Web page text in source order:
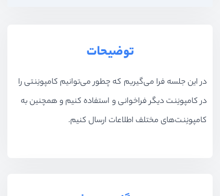
توضیحات
در این جلسه فرا می‌گیریم که چطور می‌توانیم کامپونِنتی را
در کامپونِنت دیگر فراخوانی و استفاده کنیم و همچنین به
کامپونِنت‌های مختلف اطلاعات ارسال کنیم.